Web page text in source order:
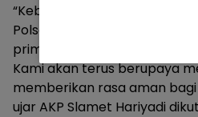
“Keberhasilan ini merupakan
Polsek Pondok Gede dalam
prima serta kepastian
Kami akan terus berupaya
memberikan rasa aman bagi
ujar AKP Slamet Hariyadi